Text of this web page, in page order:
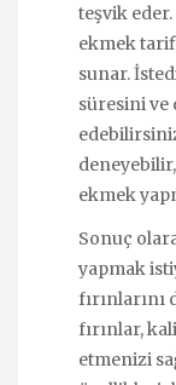
teşvik
ekmek
sunar.
süresini ve
ekmek
Sonuç
yapmak
fırınlar,
etmenizi